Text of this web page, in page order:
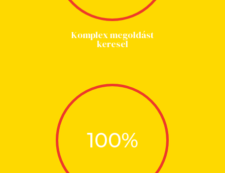
Komplex megoldást
keresel
100%